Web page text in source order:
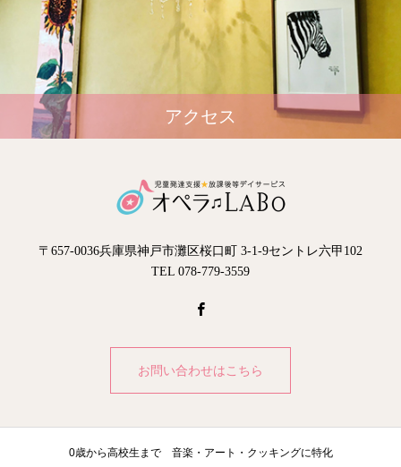
アクセス
〒657-0036兵庫県神戸市灘区桜口町 3-1-9セントレ六甲102
TEL 078-779-3559
お問い合わせはこちら
0歳から高校生まで 音楽・アート・クッキングに特化